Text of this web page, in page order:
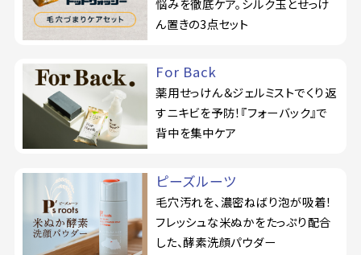
ん置きの3点セット
For Back
薬用せっけん＆ジェルミストでくり返
すニキビを予防！『フォーバック』で
背中を集中ケア
ピーズルーツ
毛穴汚れを、濃密ねばり泡が吸着！
フレッシュな米ぬかをたっぷり配合
した、酵素洗顔パウダー